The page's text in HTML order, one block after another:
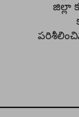
జిల్లా